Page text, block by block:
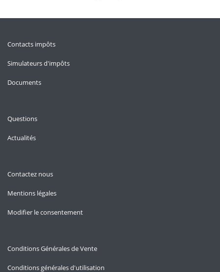
Contacts impôts
Simulateurs d'impôts
Documents
Questions
Actualités
Contactez nous
Mentions légales
Modifier le consentement
Conditions Générales de Vente
Conditions générales d'utilisation